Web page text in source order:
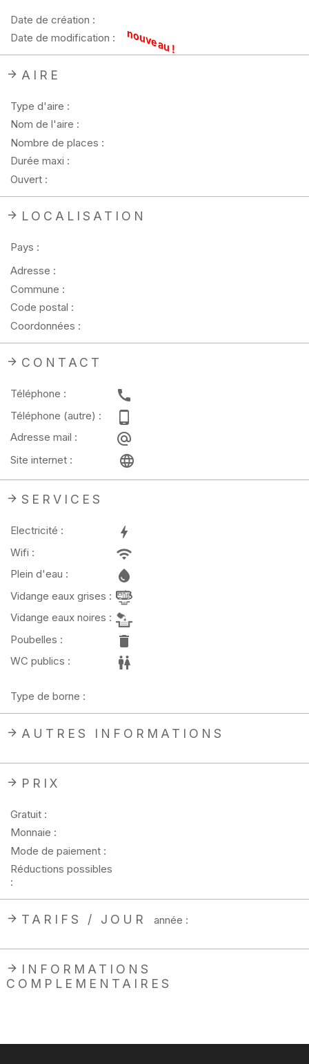
Date de création :
Date de modification :
nouveau !
AIRE
Type d'aire :
Nom de l'aire :
Nombre de places :
Durée maxi :
Ouvert :
LOCALISATION
Pays :
Adresse :
Commune :
Code postal :
Coordonnées :
CONTACT
Téléphone :
Téléphone (autre) :
Adresse mail :
Site internet :
SERVICES
Electricité :
Wifi :
Plein d'eau :
Vidange eaux grises :
Vidange eaux noires :
Poubelles :
WC publics :
Type de borne :
AUTRES INFORMATIONS
PRIX
Gratuit :
Monnaie :
Mode de paiement :
Réductions possibles
:
TARIFS / JOUR année :
INFORMATIONS
COMPLEMENTAIRES